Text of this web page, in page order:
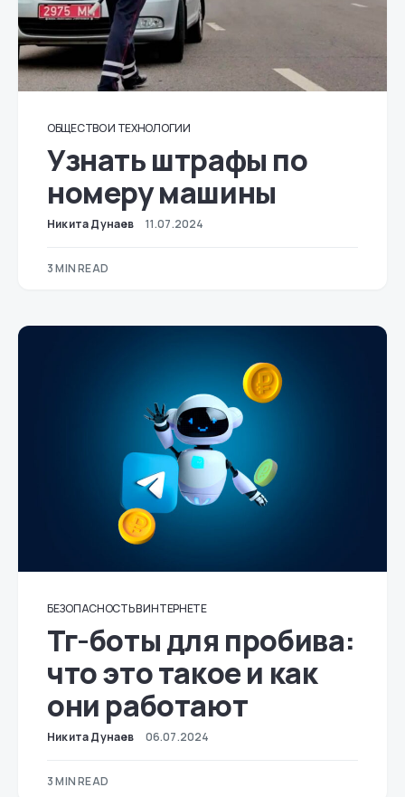
ОБЩЕСТВО И ТЕХНОЛОГИИ
Узнать штрафы по
номеру машины
Никита Дунаев 11.07.2024
3 MIN READ
БЕЗОПАСНОСТЬ В ИНТЕРНЕТЕ
Тг-боты для пробива:
что это такое и как
они работают
Никита Дунаев 06.07.2024
3 MIN READ